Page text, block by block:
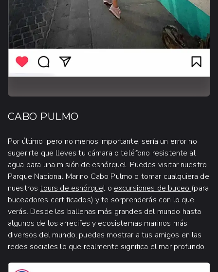
CABO PULMO
Por último, pero no menos importante, sería un error no
sugerirte que lleves tu cámara o teléfono resistente al
agua para una misión de esnórquel. Puedes visitar nuestro
Parque Nacional Marino Cabo Pulmo o tomar cualquiera de
nuestrostours de esnórquel o excursiones de buceo (para
buceadores certificados) y te sorprenderás con lo que
verás. Desde las ballenas más grandes del mundo hasta
algunos de los arrecifes y ecosistemas marinos más
diversos del mundo, puedes mostrar a tus amigos en las
redes sociales lo que realmente significa el mar profundo.